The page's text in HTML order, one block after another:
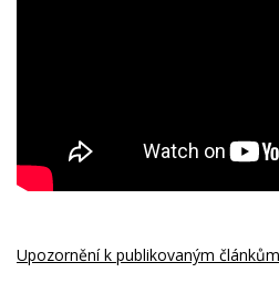
Upozornění k publikovaným